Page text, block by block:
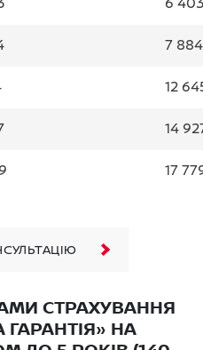
7 884
12
14
17
СТРАХУВАННЯ
НА